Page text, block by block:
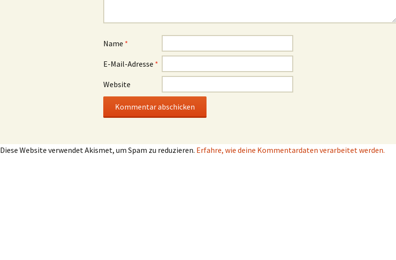
Name *
E-Mail-Adresse *
Website
Diese Website verwendet Akismet, um Spam zu reduzieren. Erfahre, wie deine Kommentardaten verarbeitet werden.